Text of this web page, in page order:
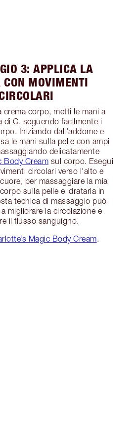
3: APPLICA LA
CON MOVIMENTI
crema corpo, metti le mani a
di C, seguendo facilmente i
Iniziando dall'addome e
le mani sulla pelle con ampi
delicatamente
Body Cream sul corpo. Esegui
circolari verso l'alto e
per massaggiare la mia
sulla pelle e idratarla in
tecnica di massaggio può
migliorare la circolazione e
il flusso sanguigno.
Magic Body Cream.